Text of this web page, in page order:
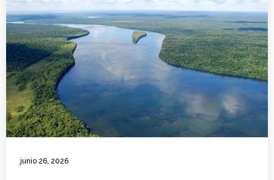
junio 26, 2026